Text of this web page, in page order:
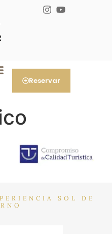
Reservar
SOL DE